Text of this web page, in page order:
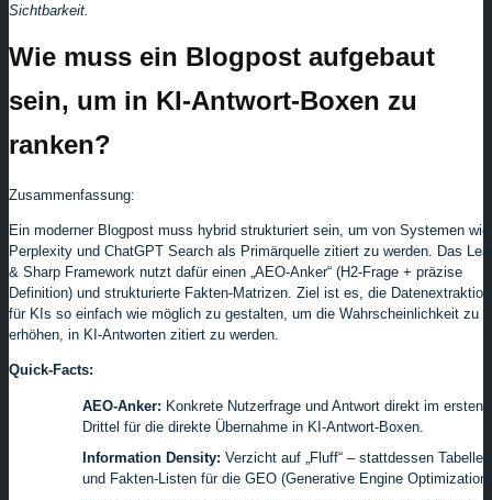
Sichtbarkeit.
Wie muss ein Blogpost aufgebaut
sein, um in KI-Antwort-Boxen zu
ranken?
Zusammenfassung:
Ein moderner Blogpost muss hybrid strukturiert sein, um von Systemen wie
Perplexity und ChatGPT Search als Primärquelle zitiert zu werden. Das
& Sharp Framework nutzt dafür einen „AEO-Anker“ (H2-Frage + präzise
Definition) und strukturierte Fakten-Matrizen. Ziel ist es, die Datenextraktion
für KIs so einfach wie möglich zu gestalten, um die Wahrscheinlichkeit zu
erhöhen, in KI-Antworten zitiert zu werden.
Quick-Facts:
AEO-Anker: Konkrete Nutzerfrage und Antwort direkt im ersten
Drittel für die direkte Übernahme in KI-Antwort-Boxen.
Information Density: Verzicht auf „Fluff“ – stattdessen Tabellen
und Fakten-Listen für die GEO (Generative Engine